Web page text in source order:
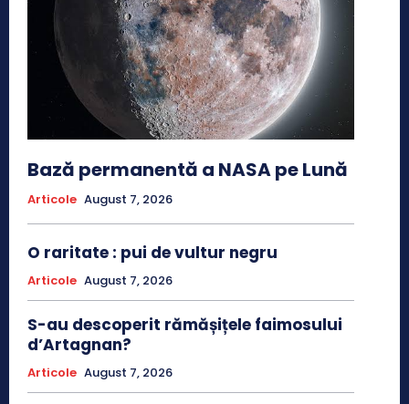
Bază permanentă a NASA pe Lună
Articole August 7, 2026
O raritate : pui de vultur negru
Articole August 7, 2026
S-au descoperit rămășițele faimosului
d’Artagnan?
Articole August 7, 2026